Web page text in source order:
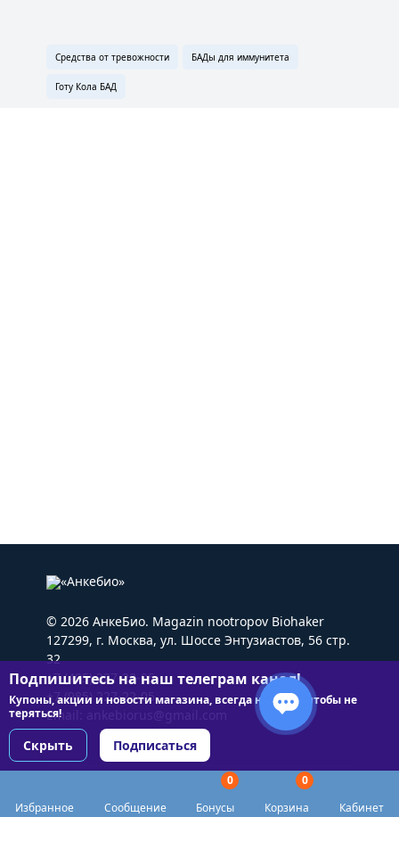
Избранное Сообщение
0
Бонусы
0
Корзина
Кабинет
Средства от тревожности БАДы для иммунитета
Готу Кола БАД
© 2026 АнкеБио. Magazin nootropov Biohaker
127299, г. Москва, ул. Шоссе Энтузиастов, 56 стр.
32
+7 (495) 227-22-05
+7 (985) 227-22-05
Email: ankebiorus@gmail.com
Подпишитесь на наш телеграм канал!
Купоны, акции и новости магазина, всегда на связи чтобы не
теряться!
Скрыть Подписаться